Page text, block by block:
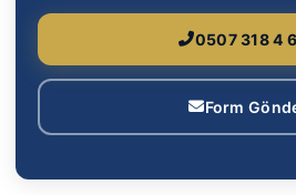
0507 318 4
Form